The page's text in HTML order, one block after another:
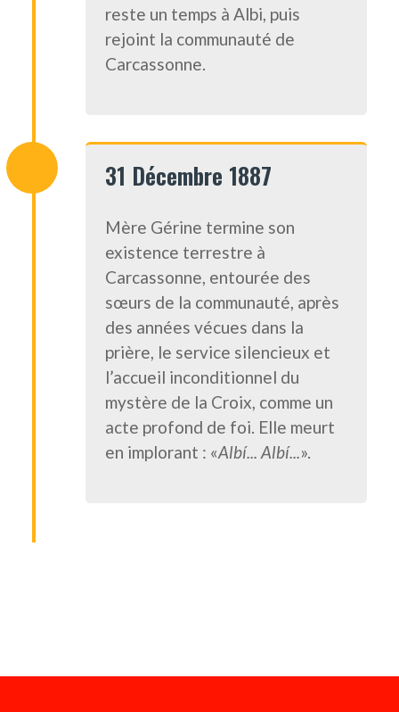
reste un temps à Albi, puis
rejoint la communauté de
Carcassonne.
31 Décembre 1887
Mère Gérine termine son
existence terrestre à
Carcassonne, entourée des
sœurs de la communauté, après
des années vécues dans la
prière, le service silencieux et
l’accueil inconditionnel du
mystère de la Croix, comme un
acte profond de foi. Elle meurt
en implorant : «Albí... Albí...».